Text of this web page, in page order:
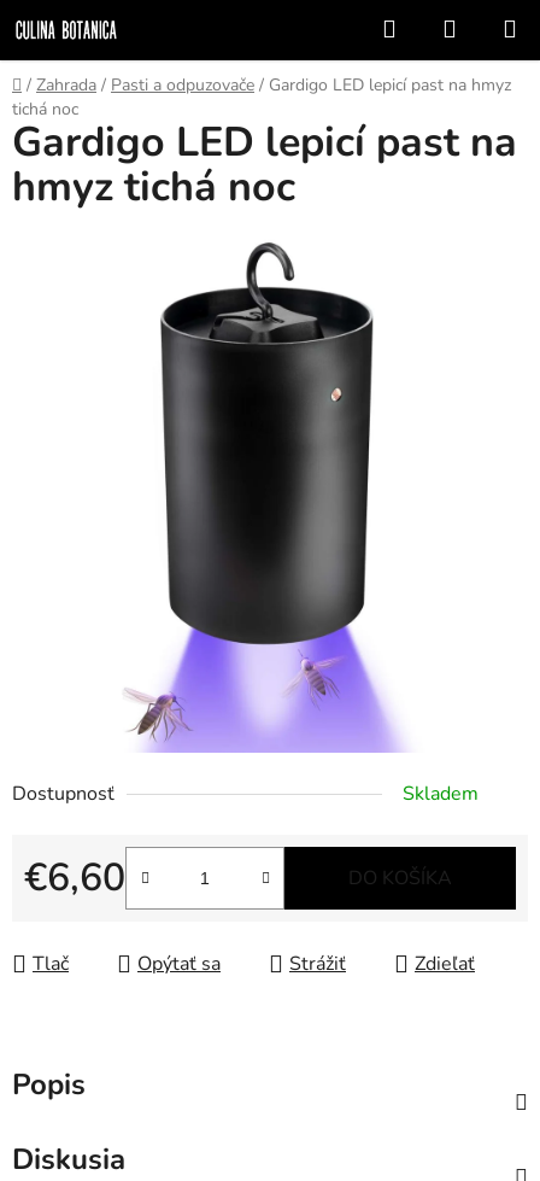
na
obsah
Hľadať
KOŠÍK
Domov
/ Zahrada / Pasti a odpuzovače / Gardigo LED lepicí past na hmyz
tichá noc
Dostupnosť Skladem
€6,60
Jednotková cena:
DO KOŠÍKA
Tlač Opýtať sa Strážiť Zdieľať
Gardigo LED lepicí past na
hmyz tichá noc
Popis
Diskusia